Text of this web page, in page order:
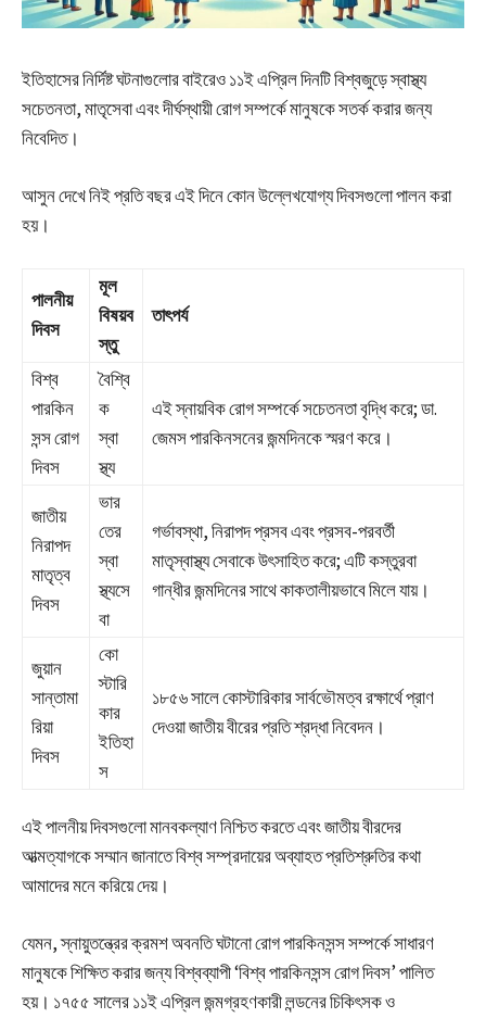
ইতিহাসের নির্দিষ্ট ঘটনাগুলোর বাইরেও ১১ই এপ্রিল দিনটি বিশ্বজুড়ে স্বাস্থ্য
সচেতনতা, মাতৃসেবা এবং দীর্ঘস্থায়ী রোগ সম্পর্কে মানুষকে সতর্ক করার জন্য
নিবেদিত।
আসুন দেখে নিই প্রতি বছর এই দিনে কোন উল্লেখযোগ্য দিবসগুলো পালন করা
হয়।
পালনীয়
দিবস
মূল
বিষয়ব
স্তু
তাৎপর্য
বিশ্ব
পারকিন
সন্স রোগ
দিবস
বৈশ্বি
ক
স্বা
স্থ্য
এই স্নায়বিক রোগ সম্পর্কে সচেতনতা বৃদ্ধি করে; ডা.
জেমস পারকিনসনের জন্মদিনকে স্মরণ করে।
জাতীয়
নিরাপদ
মাতৃত্ব
দিবস
ভার
তের
স্বা
স্থ্যসে
বা
গর্ভাবস্থা, নিরাপদ প্রসব এবং প্রসব-পরবর্তী
মাতৃস্বাস্থ্য সেবাকে উৎসাহিত করে; এটি কস্তুরবা
গান্ধীর জন্মদিনের সাথে কাকতালীয়ভাবে মিলে যায়।
জুয়ান
সান্তামা
রিয়া
দিবস
কো
স্টারি
কার
ইতিহা
স
১৮৫৬ সালে কোস্টারিকার সার্বভৌমত্ব রক্ষার্থে প্রাণ
দেওয়া জাতীয় বীরের প্রতি শ্রদ্ধা নিবেদন।
এই পালনীয় দিবসগুলো মানবকল্যাণ নিশ্চিত করতে এবং জাতীয় বীরদের
আত্মত্যাগকে সম্মান জানাতে বিশ্ব সম্প্রদায়ের অব্যাহত প্রতিশ্রুতির কথা
আমাদের মনে করিয়ে দেয়।
যেমন, স্নায়ুতন্ত্রের ক্রমশ অবনতি ঘটানো রোগ পারকিনসন্স সম্পর্কে সাধারণ
মানুষকে শিক্ষিত করার জন্য বিশ্বব্যাপী ‘বিশ্ব পারকিনসন্স রোগ দিবস’ পালিত
হয়। ১৭৫৫ সালের ১১ই এপ্রিল জন্মগ্রহণকারী লন্ডনের চিকিৎসক ও